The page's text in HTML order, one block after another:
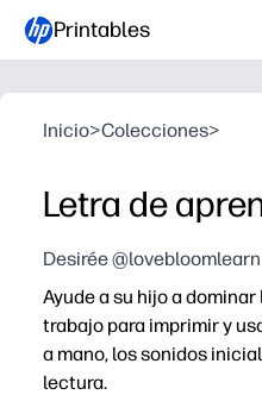
Printables
Inicio>Colecciones>
Letra de
Desirée @lovebloomlearn
Ayude a su hijo a
trabajo para imprimir y
a mano, los sonidos
lectura.